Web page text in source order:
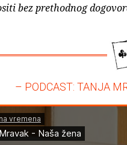
bez prethodnog
– PODCAST: TANJA